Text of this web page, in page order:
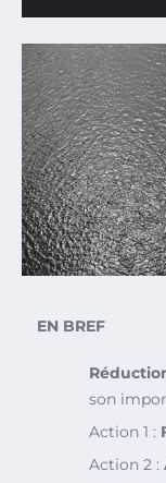
EN BREF
son
Action 1 :
Action 2 :